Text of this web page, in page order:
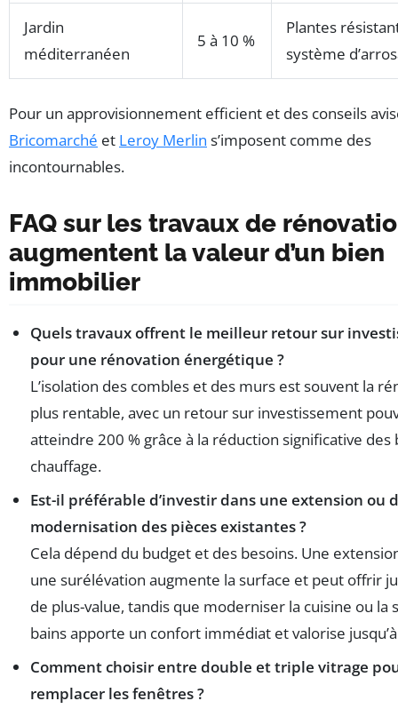
Jardin
méditerranéen
5 à 10 %
Plantes
système
Pour un approvisionnement efficient et des conseils
Bricomarché et Leroy Merlin s’imposent comme des
incontournables.
FAQ sur les travaux de
augmentent la valeur d’un bien
immobilier
Quels travaux offrent le meilleur retour sur
pour une rénovation énergétique ?
L’isolation des combles et des murs est souvent la
plus rentable, avec un retour sur investissement
atteindre 200 % grâce à la réduction significative des
chauffage.
Est-il préférable d’investir dans une extension ou
modernisation des pièces existantes ?
Cela dépend du budget et des besoins. Une
une surélévation augmente la surface et peut offrir
de plus-value, tandis que moderniser la cuisine ou la
bains apporte un confort immédiat et valorise
Comment choisir entre double et triple vitrage
remplacer les fenêtres ?